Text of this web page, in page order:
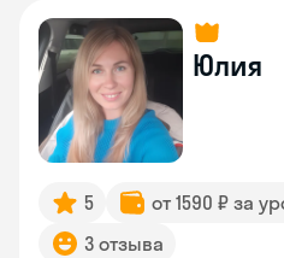
Юлия
5 от 1590 ₽ за
3 отзыва